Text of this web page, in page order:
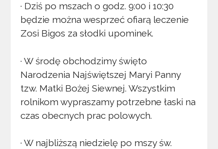
· Dziś po mszach o godz. 9:00 i 10:30
będzie można wesprzeć ofiarą leczenie
Zosi Bigos za słodki upominek.
· W środę obchodzimy święto
Narodzenia Najświętszej Maryi Panny
tzw. Matki Bożej Siewnej. Wszystkim
rolnikom wypraszamy potrzebne łaski na
czas obecnych prac polowych.
· W najbliższą niedzielę po mszy św.